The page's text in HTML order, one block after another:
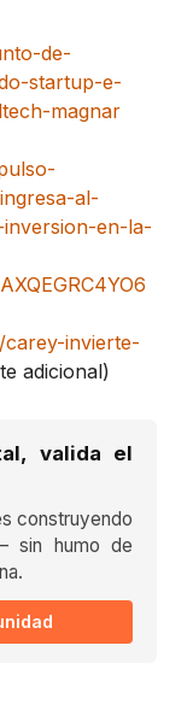
de-
startup-e-
magnar
al-
en-la-
invierte-
adicional)
valida el
construyendo
sin humo de